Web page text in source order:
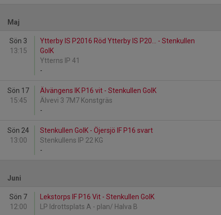
Maj
Sön 3
13:15
Ytterby IS P2016 Röd Ytterby IS P20... - Stenkullen
GoIK
Ytterns IP 41
-
Sön 17
15:45
Älvängens IK P16 vit - Stenkullen GoIK
Älvevi 3 7M7 Konstgräs
-
Sön 24
13:00
Stenkullen GoIK - Öjersjö IF P16 svart
Stenkullens IP 22 KG
-
Juni
Sön 7
12:00
Lekstorps IF P16 Vit - Stenkullen GoIK
LP Idrottsplats A - plan/ Halva B